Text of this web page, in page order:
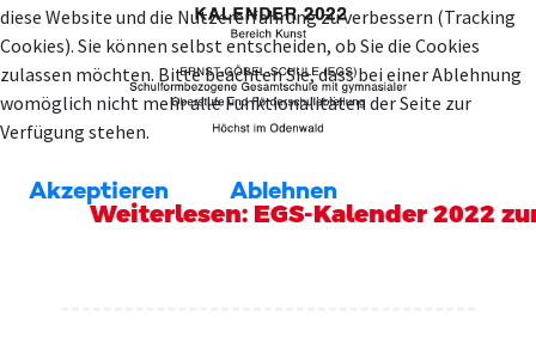
Weiterlesen: EGS-Kalender 2022
diese Website und die Nutzererfahrung zu verbessern (Tracking
Cookies). Sie können selbst entscheiden, ob Sie die Cookies
zulassen möchten. Bitte beachten Sie, dass bei einer Ablehnung
womöglich nicht mehr alle Funktionalitäten der Seite zur
Verfügung stehen.
Akzeptieren Ablehnen